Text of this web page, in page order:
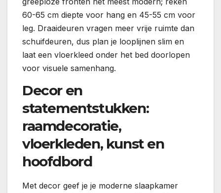
60-65 cm diepte voor hang en 45-55 cm voor
leg. Draaideuren vragen meer vrije ruimte dan
schuifdeuren, dus plan je looplijnen slim en
laat een vloerkleed onder het bed doorlopen
voor visuele samenhang.
Decor en
statementstukken:
raamdecoratie,
vloerkleden, kunst en
hoofdbord
Met decor geef je je moderne slaapkamer